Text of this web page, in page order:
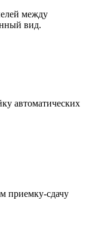
между
вид.
автоматических
приемку-сдачу